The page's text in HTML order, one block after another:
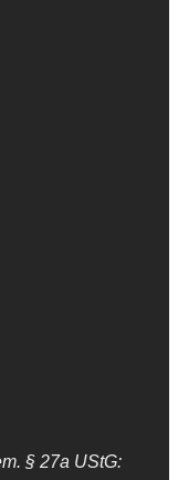
§ 27a UStG: